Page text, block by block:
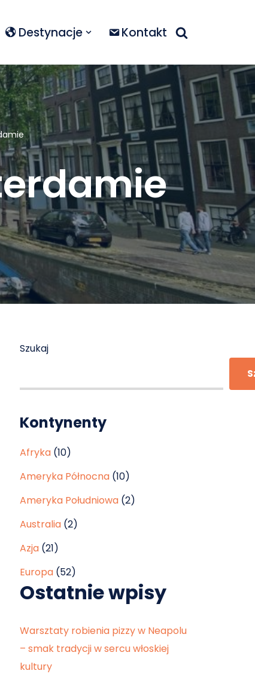
Destynacje Kontakt
Szukaj
Kontynenty
Afryka (10)
Ameryka Północna (10)
Ameryka Południowa (2)
Australia (2)
Azja (21)
Europa (52)
Ostatnie wpisy
Warsztaty robienia pizzy w Neapolu
– smak tradycji w sercu włoskiej
kultury